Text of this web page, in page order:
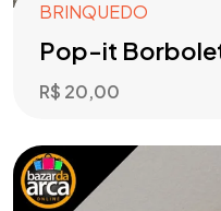
BRINQUEDO
Pop-it
R$ 20,00